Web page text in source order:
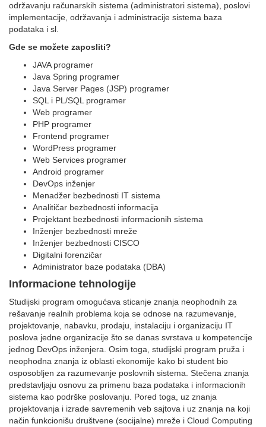
održavanju računarskih sistema (administratori sistema), poslovi
implementacije, održavanja i administracije sistema baza
podataka i sl.
Gde se možete zaposliti?
JAVA programer
Java Spring programer
Java Server Pages (JSP) programer
SQL i PL/SQL programer
Web programer
PHP programer
Frontend programer
WordPress programer
Web Services programer
Android programer
DevOps inženjer
Menadžer bezbednosti IT sistema
Analitičar bezbednosti informacija
Projektant bezbednosti informacionih sistema
Inženjer bezbednosti mreže
Inženjer bezbednosti CISCO
Digitalni forenzičar
Administrator baze podataka (DBA)
Informacione tehnologije
Studijski program omogućava sticanje znanja neophodnih za
rešavanje realnih problema koja se odnose na razumevanje,
projektovanje, nabavku, prodaju, instalaciju i organizaciju IT
poslova jedne organizacije što se danas svrstava u kompetencije
jednog DevOps inženjera. Osim toga, studijski program pruža i
neophodna znanja iz oblasti ekonomije kako bi student bio
osposobljen za razumevanje poslovnih sistema. Stečena znanja
predstavljaju osnovu za primenu baza podataka i informacionih
sistema kao podrške poslovanju. Pored toga, uz znanja
projektovanja i izrade savremenih veb sajtova i uz znanja na koji
način funkcionišu društvene (socijalne) mreže i Cloud Computing